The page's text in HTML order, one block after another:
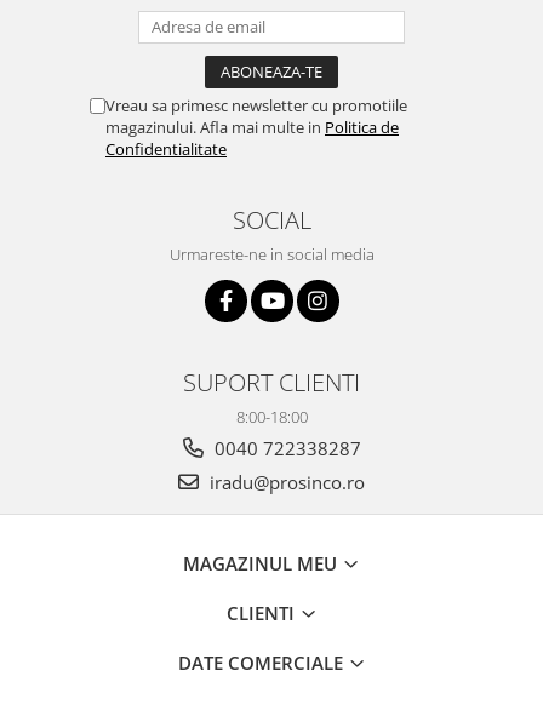
Vreau sa primesc newsletter cu promotiile
magazinului. Afla mai multe in Politica de
Confidentialitate
SOCIAL
Urmareste-ne in social media
SUPORT CLIENTI
8:00-18:00
0040 722338287
iradu@prosinco.ro
MAGAZINUL MEU
CLIENTI
DATE COMERCIALE